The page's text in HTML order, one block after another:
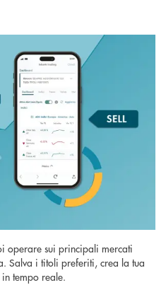
operare sui principali mercati
Salva i titoli preferiti, crea la tua
tempo reale.